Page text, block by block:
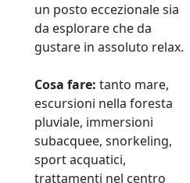
un posto eccezionale sia
da esplorare che da
gustare in assoluto relax.
Cosa fare: tanto mare,
escursioni nella foresta
pluviale, immersioni
subacquee, snorkeling,
sport acquatici,
trattamenti nel centro